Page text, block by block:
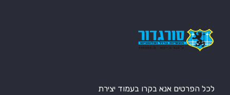
לכל הפרטים אנא בקרו בעמוד יצירת